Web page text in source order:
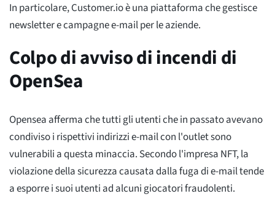
In particolare, Customer.io è una piattaforma che gestisce
newsletter e campagne e-mail per le aziende.
Colpo di avviso di incendi di
OpenSea
Opensea afferma che tutti gli utenti che in passato avevano
condiviso i rispettivi indirizzi e-mail con l'outlet sono
vulnerabili a questa minaccia. Secondo l'impresa NFT, la
violazione della sicurezza causata dalla fuga di e-mail tende
a esporre i suoi utenti ad alcuni giocatori fraudolenti.